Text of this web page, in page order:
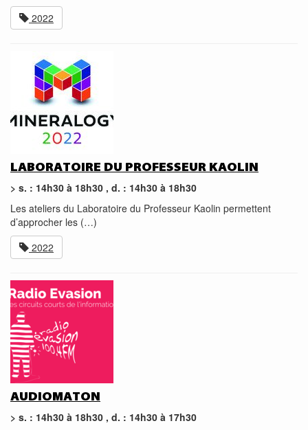
2022
LABORATOIRE DU PROFESSEUR KAOLIN
> s. : 14h30 à 18h30 , d. : 14h30 à 18h30
Les ateliers du Laboratoire du Professeur Kaolin permettent
d’approcher les (…)
2022
AUDIOMATON
> s. : 14h30 à 18h30 , d. : 14h30 à 17h30